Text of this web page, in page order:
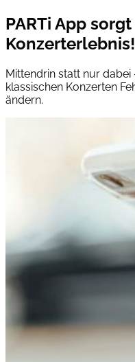
PARTi App
Konzerterlebnis!
Mittendrin statt nur
klassischen Konzerten
ändern.